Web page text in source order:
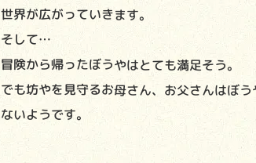
世界が広がっていきます。
そして…
冒険から帰ったぼうやはとても満足そう。
でも坊やを見守るお母さん、お父さんはぼ
ないようです。